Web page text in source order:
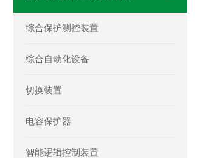
综合保护测控装置
综合自动化设备
切换装置
电容保护器
智能逻辑控制装置